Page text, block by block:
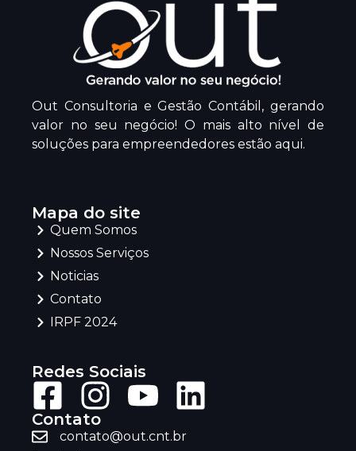
Out Consultoria e Gestão Contábil, gerando
valor no seu negócio! O mais alto nível de
soluções para empreendedores estão aqui.
Mapa do site
Quem Somos
Nossos Serviços
Noticias
Contato
IRPF 2024
Redes Sociais
Contato
contato@out.cnt.br